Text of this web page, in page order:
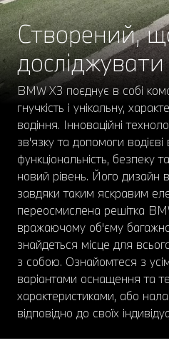
Створений,
досліджувати
BMW X3 поєднує в собі
гнучкість і унікальну,
водіння. Інноваційні
зв'язку та допомоги водієві
функціональність, безпеку
новий рівень. Його дизайн
завдяки таким яскравим
переосмислена решітка
вражаючому об'єму
знайдеться місце для
з собою. Ознайомтеся з
варіантами оснащення та
характеристиками, або
відповідно до своїх